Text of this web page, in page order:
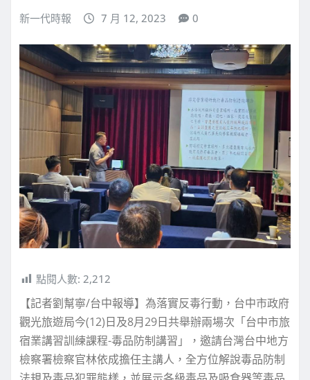
新一代時報 7 月 12, 2023 0
點閱人數: 2,212
【記者劉幫寧/台中報導】為落實反毒行動，台中市政府
觀光旅遊局今(12)日及8月29日共舉辦兩場次「台中市旅
宿業講習訓練課程-毒品防制講習」，邀請台灣台中地方
檢察署檢察官林依成擔任主講人，全方位解說毒品防制